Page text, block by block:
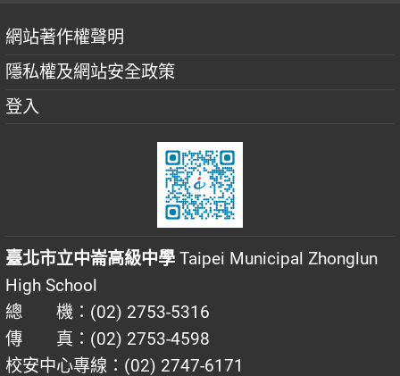
網站著作權聲明
隱私權及網站安全政策
登入
臺北市立中崙高級中學 Taipei Municipal Zhonglun
High School
總 機：(02) 2753-5316
傳 真：(02) 2753-4598
校安中心專線：(02) 2747-6171